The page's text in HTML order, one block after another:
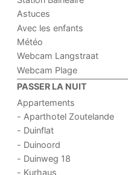
Astuces
Avec les enfants
Météo
Webcam Langstraat
Webcam Plage
PASSER LA NUIT
Appartements
- Aparthotel Zoutelande
- Duinflat
- Duinoord
- Duinweg 18
- Kurhaus